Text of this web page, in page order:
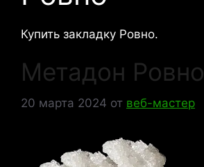
Купить закладку Ровно.
Метадон Ровно
20 марта 2024 от веб-мастер